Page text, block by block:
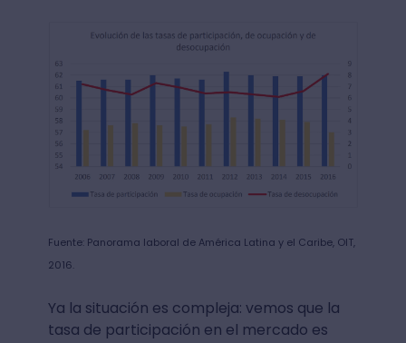
Fuente: Panorama laboral de América Latina y el Caribe, OIT,
2016.
Ya la situación es compleja: vemos que la
tasa de participación en el mercado es